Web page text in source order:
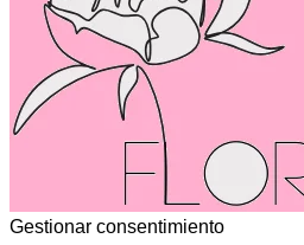
Gestionar consentimiento